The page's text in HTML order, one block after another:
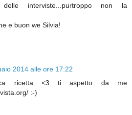
interviste...purtroppo non la
e buon we Silvia!
2014 alle ore 17:22
ricetta <3 ti aspetto da me
:-)